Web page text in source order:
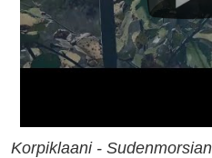
Korpiklaani -